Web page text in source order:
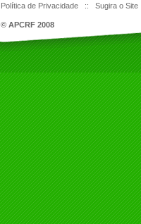
Política de Privacidade :: Sugira o Site
© APCRF 2008